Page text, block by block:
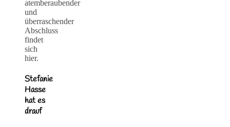
atemberaubender
und
überraschender
Abschluss
findet
sich
hier.
Stefanie
Hasse
hat es
drauf